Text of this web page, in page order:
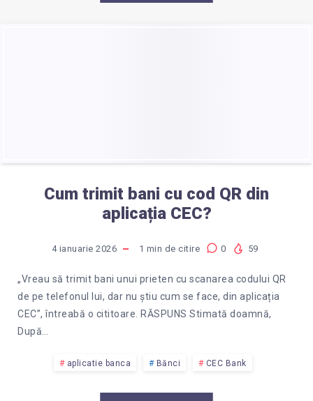
Cum trimit bani cu cod QR din
aplicația CEC?
4 ianuarie 2026 1 min de citire 0 59
„Vreau să trimit bani unui prieten cu scanarea codului QR
de pe telefonul lui, dar nu știu cum se face, din aplicația
CEC”, întreabă o cititoare. RĂSPUNS Stimată doamnă,
După…
aplicatie banca Bănci CEC Bank